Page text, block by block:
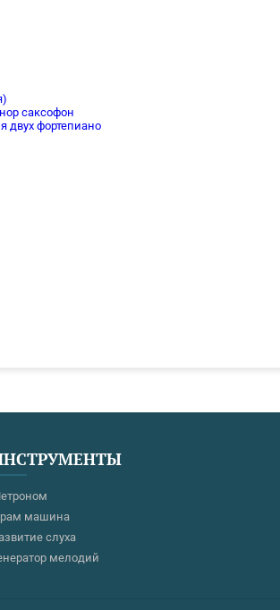
саксофон
двух фортепиано
машина
слуха
мелодий